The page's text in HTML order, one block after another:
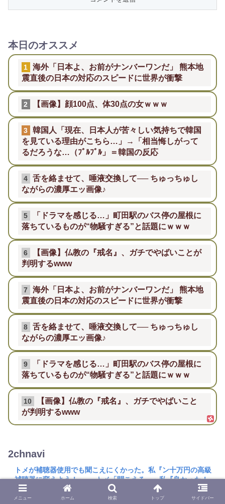
本日のオススメ
1
海外「日本よ、お前がナンバーワンだ」 熊本地
震直後の日本の対応のスピードに世界が衝撃
2 【画像】顔100点、体30点の女ｗｗｗ
3
韓国人「現在、日本人が苦々しい気持ちで韓国
を見ている理由がこちら…」→「相当悔しがって
るだろうな…（ﾌﾞﾙﾌﾞﾙ」＝韓国の反応
4
舌を絡ませて、唾液交換して── ちゅっちゅし
ながらの濃厚エッ画像♪
5
「ドラマを感じる…」町田駅のバス停の屋根に
落ちているものが“物騒すぎる”と話題にｗｗｗ
6
【画像】仏教の『戒名』、ガチでやばいことが
判明するwww
7
海外「日本よ、お前がナンバーワンだ」 熊本地
震直後の日本の対応のスピードに世界が衝撃
8
舌を絡ませて、唾液交換して── ちゅっちゅし
ながらの濃厚エッ画像♪
9
「ドラマを感じる…」町田駅のバス停の屋根に
落ちているものが“物騒すぎる”と話題にｗｗｗ
10
【画像】仏教の『戒名』、ガチでやばいこと
が判明するwww
2chnavi
トメが補聴器使用でも聞こえにくかった。私『ン十万円の高級
補聴器に変えよう！』 → トメ「聞こえる…」私『良かった！
（これで家庭内に静かな日々が戻る！）』 他
センパイ、俺マル暴っすからね、いつまでも先輩先輩言ってら
メニュー ホーム 検索 トップ サイドバー